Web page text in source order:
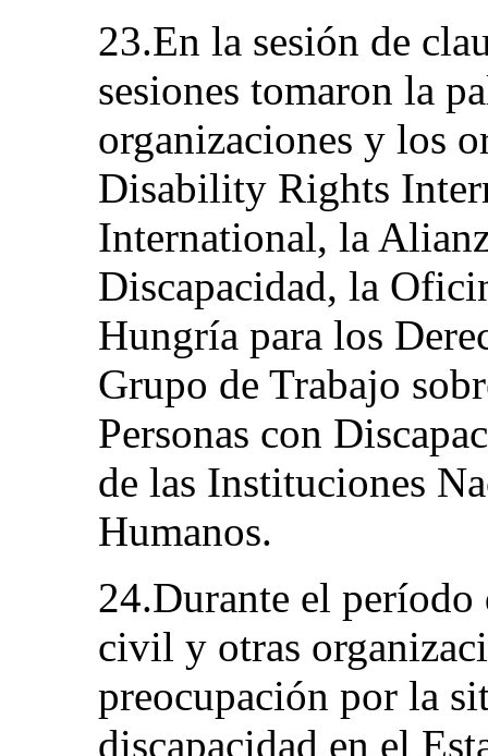
23.En la sesión de
sesiones tomaron la
organizaciones y los
Disability Rights
International, la
Discapacidad, la
Hungría para los
Grupo de Trabajo
Personas con
de las Instituciones
Humanos.
24.Durante el período
civil y otras
preocupación por la
discapacidad en el